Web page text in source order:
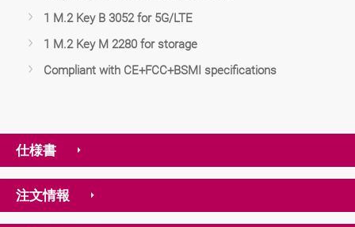
1 M.2 Key B 3052 for 5G/LTE
1 M.2 Key M 2280 for storage
Compliant with CE+FCC+BSMI specifications
仕様書
注文情報